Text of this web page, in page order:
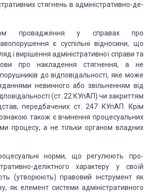
стягнень в адміністративно-де­
провадження у справах про
є суспільні відносини, що
і вирішення адміністративної справи та
про накладення стягнення, а не
до відповідальності, яке може
не­винного або звільненням від
(ст. 22 КУпАП) чи закриттям
передба­чених ст. 247 КУпАП. Крім
також є вчинення процесуальних
процесу, а не тільки органом владних
норми, що регулюють про­
деліктного характеру у своїй
(утворюють) правовий інструмент як
як елемент системи адміністративного